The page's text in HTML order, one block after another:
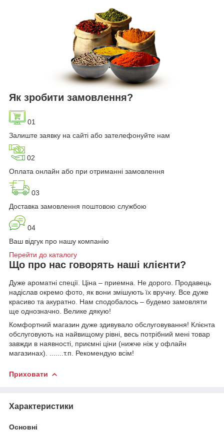
Як зробити замовлення?
01
Залиште заявку на сайті або зателефонуйте нам
02
Оплата онлайн або при отриманні замовлення
03
Доставка замовлення поштовою службою
04
Ваш відгук про нашу компанію
Перейти до каталогу
Що про нас говорять наші клієнти?
Дуже ароматні спеції. Ціна – приемна. Не дорого. Продавець
надіслав окремо фото, як вони змішують їх вручну. Все дуже
красиво та акуратно. Нам сподобалось – будемо замовляти
ще однозначно. Велике дякую!
Комфортний магазин дуже здивувало обслуговування! Клієнта
обслуговують на найвищому рівні, весь потрібний мені товар
завжди в наявності, приємні ціни (нижче ніж у офлайн
магазинах). .......т.п. Рекомендую всім!
Приховати
Характеристики
Основні